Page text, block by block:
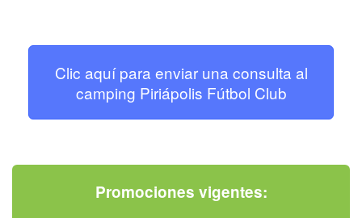
Clic aquí para enviar una consulta al
camping Piriápolis Fútbol Club
Promociones vigentes: